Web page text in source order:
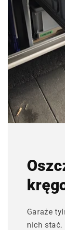
Garaże
nich stać.